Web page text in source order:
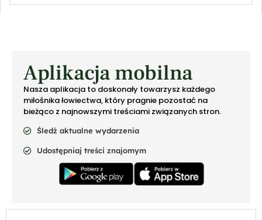
Aplikacja mobilna
Nasza aplikacja to doskonały towarzysz każdego
miłośnika łowiectwa, który pragnie pozostać na
bieżąco z najnowszymi treściami związanych stron.
Śledź aktualne wydarzenia
Udostępniaj treści znajomym